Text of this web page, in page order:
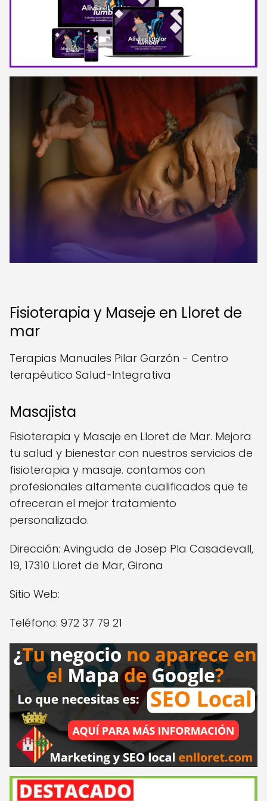
Fisioterapia y Maseje en Lloret de
mar
Terapias Manuales Pilar Garzón - Centro
terapéutico Salud-Integrativa
Masajista
Fisioterapia y Masaje en Lloret de Mar. Mejora
tu salud y bienestar con nuestros servicios de
fisioterapia y masaje. contamos con
profesionales altamente cualificados que te
ofreceran el mejor tratamiento
personalizado.
Dirección: Avinguda de Josep Pla Casadevall,
19, 17310 Lloret de Mar, Girona
Sitio Web:
Teléfono: 972 37 79 21